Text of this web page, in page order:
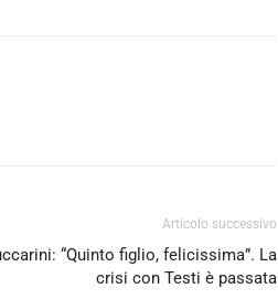
Articolo successivo
“Quinto figlio, felicissima”. La
crisi con Testi è passata